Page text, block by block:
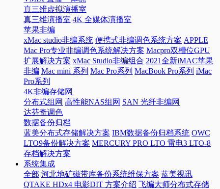
真三维虚拟演播室
真三维演播室 4K 全媒体演播室
苹果非编
xMac studio非编系统 便携式非编调色系统方案 APPLE
Mac Pro专业非编调色系统解决方案 Macpro双槽位GPU
扩展解决方案 xMac Studio非编组合 2021全新iMAC苹果
非编 Mac mini 系列 Mac Pro系列 MacBook Pro系列 iMac
Pro系列
4K非编存储网
分布式组网 高性能NAS组网 SAN 光纤非编网
达芬奇调色
数据备份归档
蓝美分布式存储解决方案 IBM数据备份归档系统 OWC
LTO9备份解决方案 MERCURY PRO LTO 雷电3 LTO-8
存档解决方案
系统集成
全部 河北地矿磁带库备份系统维保方案 蓝美视讯
QTAKE HDx4 电影DIT 方案介绍 飞编大师分布式存储